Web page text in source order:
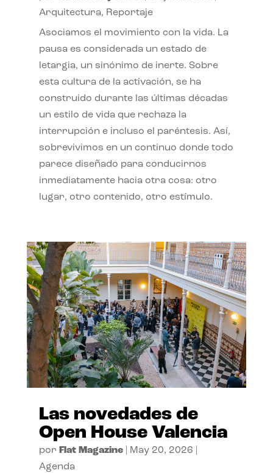
Arquitectura, Reportaje
Asociamos el movimiento con la vida. La
pausa es considerada un estado de
letargia, un sinónimo de inerte. Sobre
esta cultura de la activación, se ha
construido durante las últimas décadas
un estilo de vida que rechaza la
interrupción e incluso el paréntesis. Así,
sobrevivimos en un continuo donde todo
parece diseñado para conducirnos
inmediatamente hacia otra cosa: otro
lugar, otro contenido, otro estímulo.
Las novedades de
Open House Valencia
por Flat Magazine| May 20, 2026
Agenda